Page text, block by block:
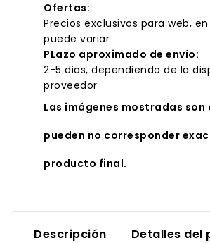
Ofertas:
Precios exclusivos para web,
puede variar
PLazo aproximado de envío:
2-5 dias, dependiendo de la
proveedor
Las imágenes mostradas
pueden no corresponder
producto final.
Descripción Detalles del